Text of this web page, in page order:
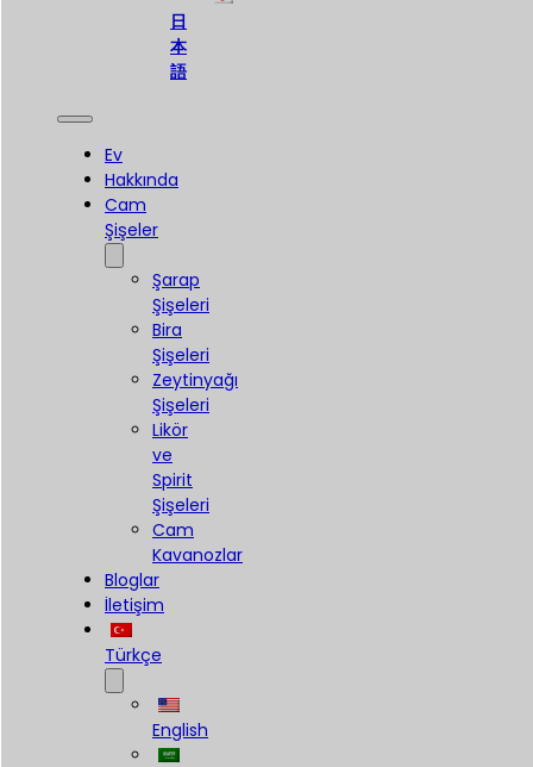
日
本
語
Ev
Hakkında
Cam
Şişeler
Şarap
Şişeleri
Bira
Şişeleri
Zeytinyağı
Şişeleri
Likör
ve
Spirit
Şişeleri
Cam
Kavanozlar
Bloglar
İletişim
Türkçe
English